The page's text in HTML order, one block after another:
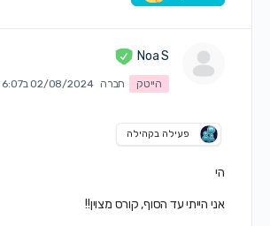
Noa S
הייטק חברה 02/08/2024 ב6:07 pm
פעילה בקהילה
הי
אני הייתי עד הסוף, קורס מצוין!!